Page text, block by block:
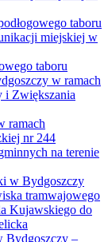
taboru
miejskiej w
taboru
w ramach
i Zwiększania
ramach
nr 244
na terenie
w Bydgoszczy
tramwajowego
Kujawskiego do
Bydgoszczy –